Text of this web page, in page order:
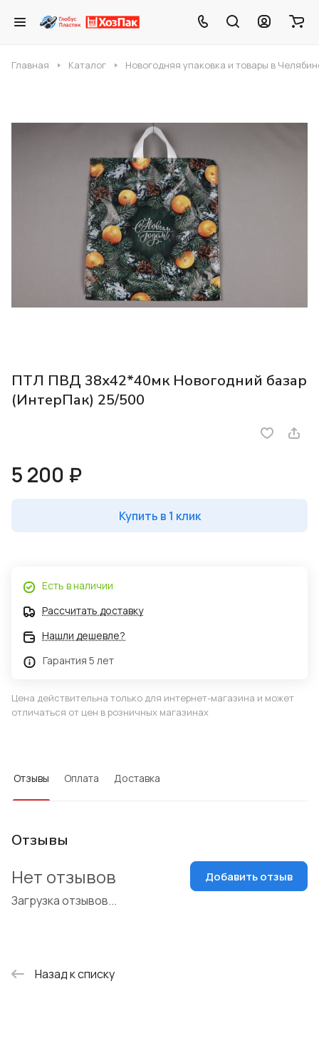
Главная Каталог Новогодняя упаковка и товары в
ПТЛ ПВД 38х42*40мк Новогодний базар
(ИнтерПак) 25/500
5 200 ₽
Купить в 1 клик
Есть в наличии
Рассчитать доставку
Нашли дешевле?
Гарантия 5 лет
Цена действительна только для интернет-магазина и может
отличаться от цен в розничных магазинах
Отзывы Оплата Доставка
Отзывы
Загрузка отзывов...
Нет отзывов Добавить отзыв
Назад к списку